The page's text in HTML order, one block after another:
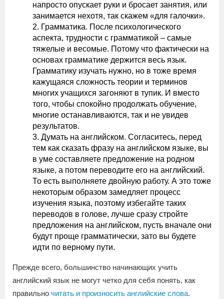
напросто опускает руки и бросает занятия, или
занимается нехотя, так скажем «для галочки».
Грамматика. После психологического
аспекта, трудности с грамматикой – самые
тяжелые и весомые. Потому что фактически на
основах грамматике держится весь язык.
Грамматику изучать нужно, но в тоже время
кажущаяся сложность теории и терминов
многих учащихся загоняют в тупик. И вместо
того, чтобы спокойно продолжать обучение,
многие останавливаются, так и не увидев
результатов.
Думать на английском. Согласитесь, перед
тем как сказать фразу на английском языке, вы
в уме составляете предложение на родном
языке, а потом переводите его на английский.
То есть выполняете двойную работу. А это тоже
некоторым образом замедляет процесс
изучения языка, поэтому избегайте таких
переводов в голове, лучше сразу стройте
предложения на английском, пусть вначале они
будут проще грамматически, зато вы будете
идти по верному пути.
Прежде всего, большинство начинающих учить
английский язык не могут четко для себя понять, как
правильно читать и произносить английские слова.